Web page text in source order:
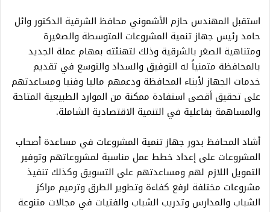
استقبل المهندس حازم الأشموني محافظ الشرقية الدكتور وائل
حامد رئيس جهاز تنمية المشروعات المتوسطة والصغيرة
ومتناهية الصغر بالشرقية وذلك لتهنئته بمهام عملة الجديد
بالمحافظة متمنياً له التوفيق والسداد والتوسع في تقديم
خدمات الجهاز لأبناء المحافظة ودعمهم ماليا وفنيا ومساعدتهم
على تحقيق أقصى استفادة ممكنة من الموارد الطبيعية المتاحة
والمساهمة بفاعلية في التنمية الاقتصادية الشاملة.
أشاد المحافظ بدور جهاز تنمية المشروعات في مساعدة أصحاب
المشروعات على إعداد خطط عمل مناسبة لمشروعاتهم وتوفير
التمويل اللازم لهم ومساعدتهم على التسويق وكذلك تنفيذ
مشروعات مختلفة لرفع كفاءة وتطوير الطرق وترميم مراكز
الشباب والمدارس وتدريب الشباب والفتيات في مجالات متنوعة